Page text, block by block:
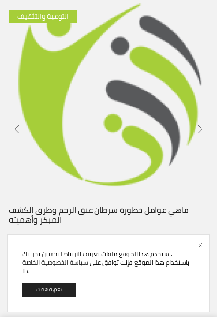
التوعية والتثقيف
ماهي عوامل خطورة سرطان عنق الرحم وطرق الكشف
المبكر وأهميته
ماهي عوامل خطورة سرطان عنق الرحم وطرق الكشف المبكر
وأهميته
Continue Reading
يستخدم هذا الموقع ملفات تعريف الارتباط لتحسين تجربتك.
باستخدام هذا الموقع فإنك توافق علىسياسة الخصوصية الخاصة
بنا.
نعم, فهمت